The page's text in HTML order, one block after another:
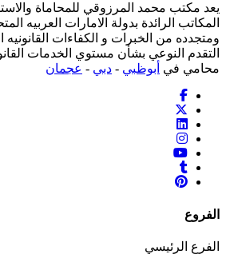
يعد مكتب محمد المرزوقي للمحاماة
المكاتب الرائدة بدولة الامارات العربيه
ومتجدده من الخبرات و الكفاءات
التقدم النوعي بشأن مستوي الخدمات
محامي في أبوظبي - دبي - عجمان
الفروع
الفرع الرئيسي